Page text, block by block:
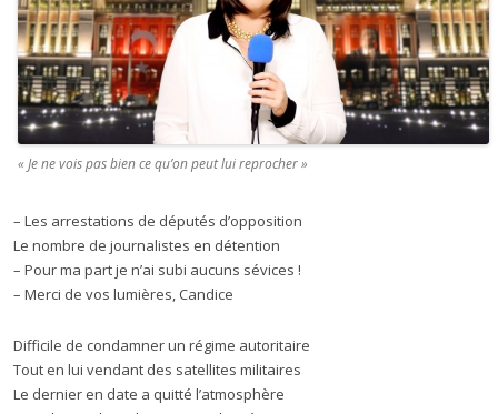
« Je ne vois pas bien ce qu’on peut lui reprocher »
– Les arrestations de députés d’opposition
Le nombre de journalistes en détention
– Pour ma part je n’ai subi aucuns sévices !
– Merci de vos lumières, Candice
Difficile de condamner un régime autoritaire
Tout en lui vendant des satellites militaires
Le dernier en date a quitté l’atmosphère